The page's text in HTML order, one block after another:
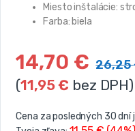
Miesto inštalácie:
Farba: biela
14,70 € 26,25
(11,95€ bez DPH)
Cena za posledných 30 dní